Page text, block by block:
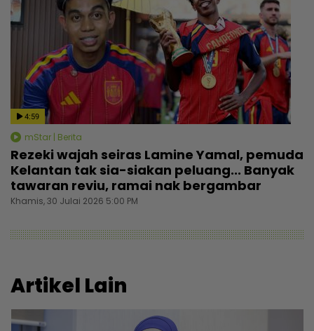
4:59
mStar | Berita
Rezeki wajah seiras Lamine Yamal, pemuda
Kelantan tak sia-siakan peluang... Banyak
tawaran reviu, ramai nak bergambar
Khamis, 30 Julai 2026 5:00 PM
Artikel Lain